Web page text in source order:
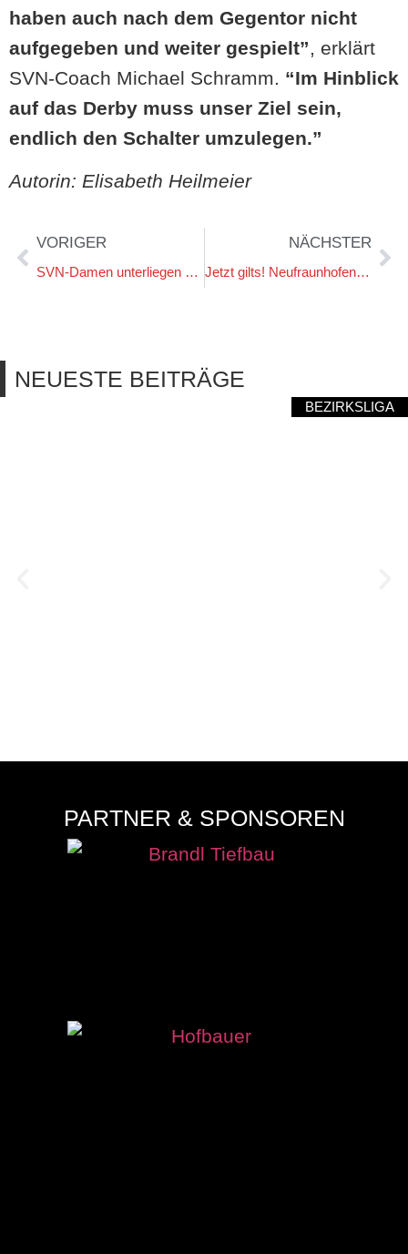
haben auch nach dem Gegentor nicht
aufgegeben und weiter gespielt”, erklärt
SVN-Coach Michael Schramm. “Im Hinblick
auf das Derby muss unser Ziel sein,
endlich den Schalter umzulegen.”
Autorin: Elisabeth Heilmeier
VORIGER
SVN-Damen unterliegen Weng zum Auftakt
NÄCHSTER
Jetzt gilts! Neufraunhofen kämpft beim TuS Holzkirchen um die Relegation
NEUESTE BEITRÄGE
BEZIRKSLIGA
PARTNER & SPONSOREN